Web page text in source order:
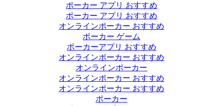
ポーカー アプリ おすすめ
ポーカー アプリ おすすめ
オンラインポーカー おすすめ
ポーカー ゲーム
ポーカーアプリ おすすめ
オンラインポーカー おすすめ
オンラインポーカー
オンラインポーカー おすすめ
オンラインポーカー おすすめ
ポーカー